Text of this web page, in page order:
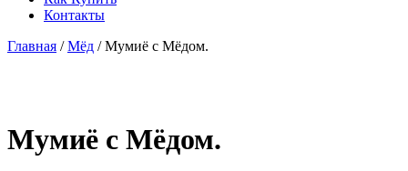
Контакты
Главная /Мёд / Мумиё с Мёдом.
Мумиё с Мёдом.